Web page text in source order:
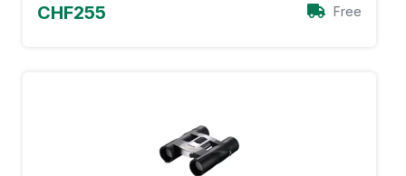
CHF255 Free